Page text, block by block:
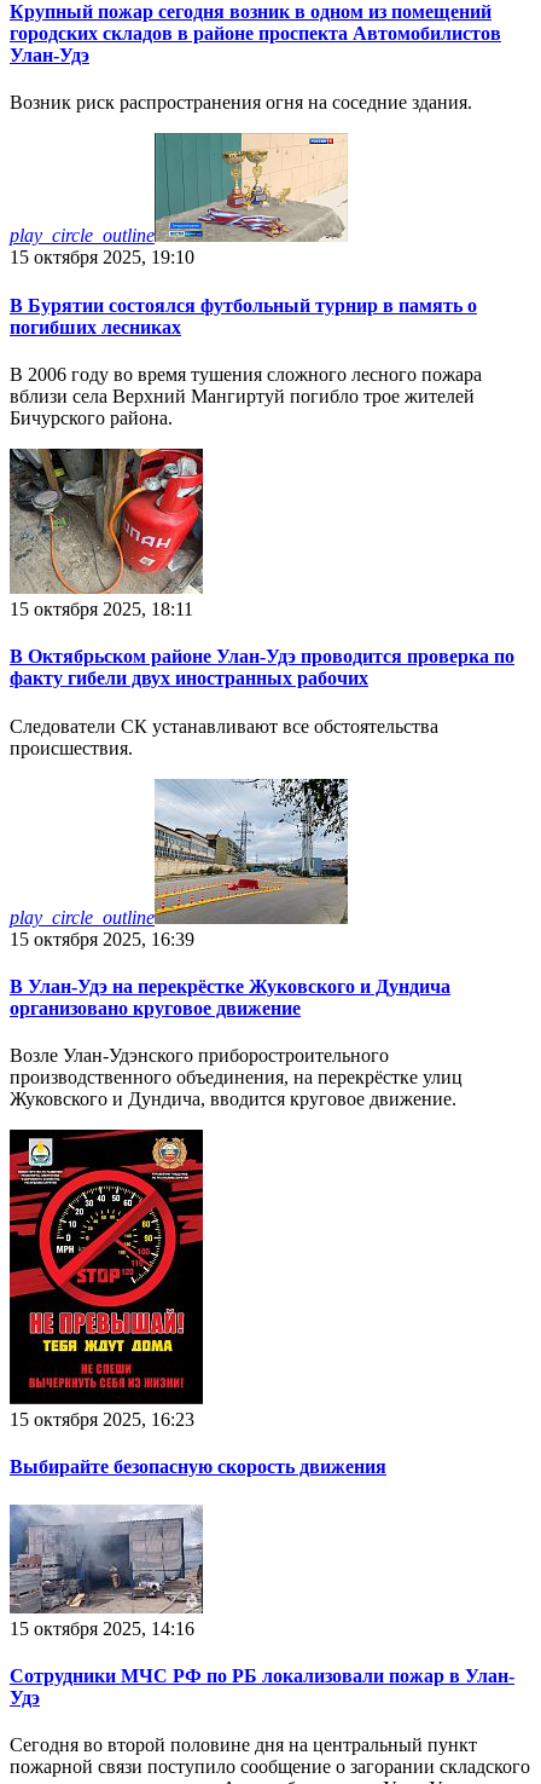
Крупный пожар сегодня возник в одном из помещений
городских складов в районе проспекта Автомобилистов
Улан-Удэ
Возник риск распространения огня на соседние здания.
play_circle_outline
15 октября 2025, 19:10
В Бурятии состоялся футбольный турнир в память о
погибших лесниках
В 2006 году во время тушения сложного лесного пожара
вблизи села Верхний Мангиртуй погибло трое жителей
Бичурского района.
15 октября 2025, 18:11
В Октябрьском районе Улан-Удэ проводится проверка по
факту гибели двух иностранных рабочих
Следователи СК устанавливают все обстоятельства
происшествия.
play_circle_outline
15 октября 2025, 16:39
В Улан-Удэ на перекрёстке Жуковского и Дундича
организовано круговое движение
Возле Улан-Удэнского приборостроительного
производственного объединения, на перекрёстке улиц
Жуковского и Дундича, вводится круговое движение.
15 октября 2025, 16:23
Выбирайте безопасную скорость движения
15 октября 2025, 14:16
Сотрудники МЧС РФ по РБ локализовали пожар в Улан-
Удэ
Сегодня во второй половине дня на центральный пункт
пожарной связи поступило сообщение о загорании складского